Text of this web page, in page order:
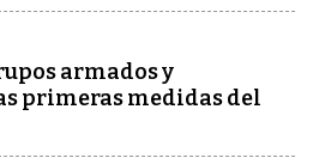
armados y
primeras medidas del